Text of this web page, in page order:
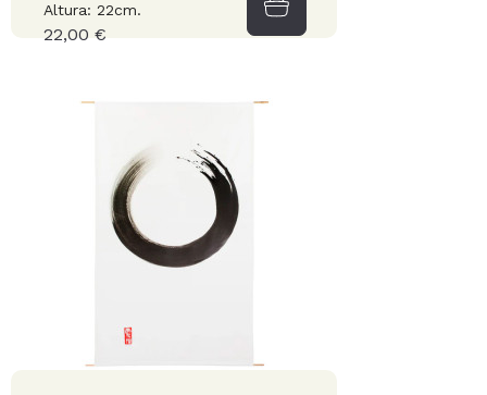
Altura: 22cm.
22,00 €